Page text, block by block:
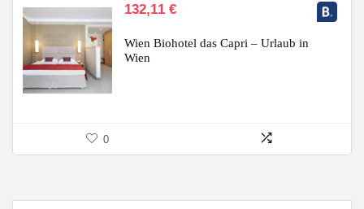
132,11 €
Wien Biohotel das Capri – Urlaub in
Wien
0